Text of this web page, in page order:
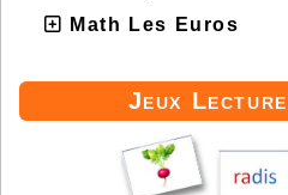
Math Les Euros
Jeux Lecture